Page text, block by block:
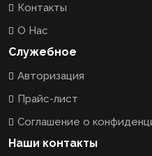
Контакты
О Нас
Служебное
Авторизация
Прайс-лист
Соглашение о
Наши контакты